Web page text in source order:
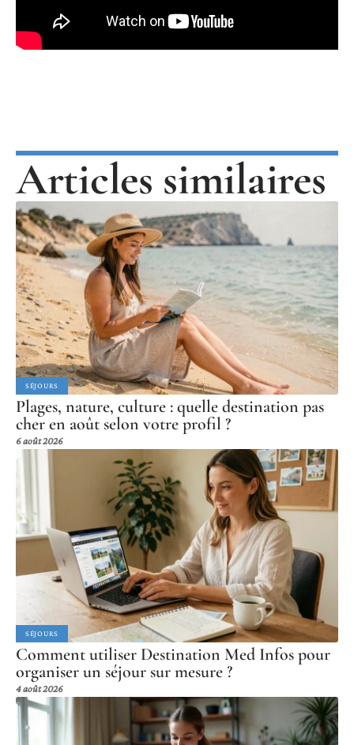
Articles similaires
SÉJOURS
Plages, nature, culture : quelle destination pas
cher en août selon votre profil ?
6 août 2026
SÉJOURS
Comment utiliser Destination Med Infos pour
organiser un séjour sur mesure ?
4 août 2026